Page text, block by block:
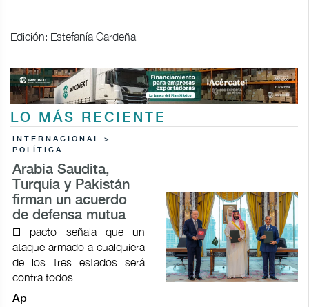
Edición: Estefanía Cardeña
LO MÁS RECIENTE
INTERNACIONAL >
POLÍTICA
Arabia Saudita,
Turquía y Pakistán
firman un acuerdo
de defensa mutua
El pacto señala que un
ataque armado a cualquiera
de los tres estados será
contra todos
Ap